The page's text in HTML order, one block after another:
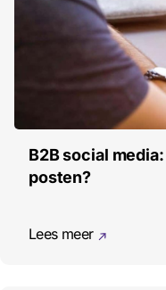
B2B social
posten?
Lees meer